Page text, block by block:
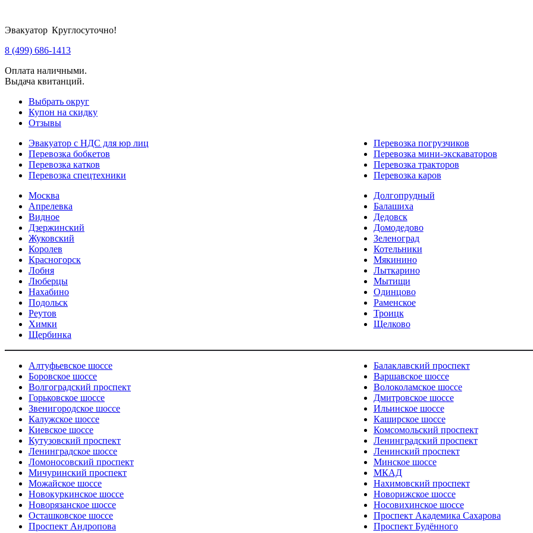
Эвакуатор Круглосуточно!
8 (499) 686-1413
Оплата наличными.
Выдача квитанций.
Выбрать округ
Купон на скидку
Отзывы
Эвакуатор с НДС для юр лиц
Перевозка погрузчиков
Перевозка бобкетов
Перевозка мини-экскаваторов
Перевозка катков
Перевозка тракторов
Перевозка спецтехники
Перевозка каров
Москва
Долгопрудный
Апрелевка
Балашиха
Видное
Дедовск
Дзержинский
Домодедово
Жуковский
Зеленоград
Королев
Котельники
Красногорск
Мякинино
Лобня
Лыткарино
Люберцы
Мытищи
Нахабино
Одинцово
Подольск
Раменское
Реутов
Троицк
Химки
Щелково
Щербинка
Алтуфьевское шоссе
Балаклавский проспект
Боровское шоссе
Варшавское шоссе
Волгоградский проспект
Волоколамское шоссе
Горьковское шоссе
Дмитровское шоссе
Звенигородское шоссе
Ильинское шоссе
Калужское шоссе
Каширское шоссе
Киевское шоссе
Комсомольский проспект
Кутузовский проспект
Ленинградский проспект
Ленинградское шоссе
Ленинский проспект
Ломоносовский проспект
Минское шоссе
Мичуринский проспект
МКАД
Можайское шоссе
Нахимовский проспект
Новокуркинское шоссе
Новорижское шоссе
Новорязанское шоссе
Носовихинское шоссе
Осташковское шоссе
Проспект Академика Сахарова
Проспект Андропова
Проспект Будённого